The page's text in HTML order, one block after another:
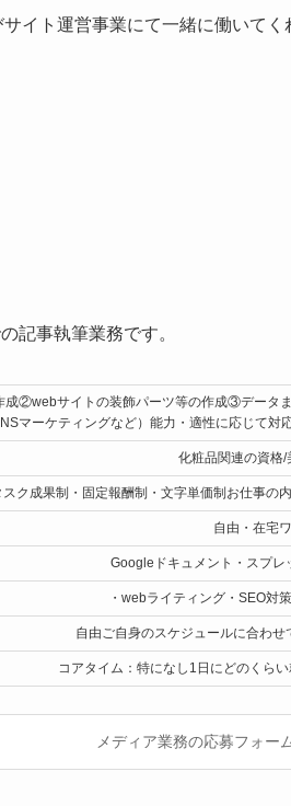
イト運営事業にて一緒に働いてく
記事執筆業務です。
②webサイトの装飾パーツ等の作成③データ
NSマーケティングなど）能力・適性に応じて対
化粧品関連の資格/
スク成果制・固定報酬制・文字単価制お仕事の
自由・在宅
Googleドキュメント・スプレ
・webライティング・SEO対
自由ご自身のスケジュールに合わせ
コアタイム：特になし1日にどのくら
メディア業務の応募フォー